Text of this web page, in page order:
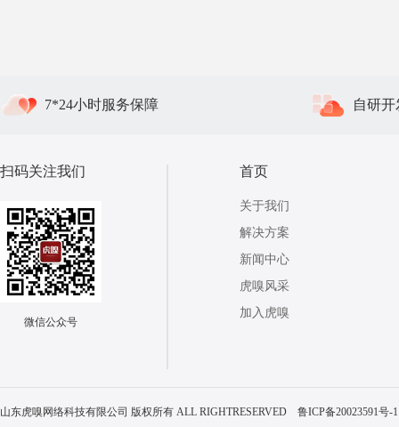
7*24小时服务保障 自研
扫码关注我们
微信公众号
首页
关于我们
解决方案
新闻中心
虎嗅风采
加入虎嗅
山东虎嗅网络科技有限公司 版权所有 ALL RIGHTRESERVED 鲁ICP备20023591号-1